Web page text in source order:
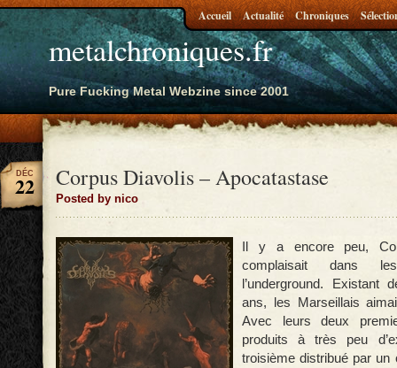
metalchroniques.fr
Pure Fucking Metal Webzine since 2001
Accueil Actualité Chroniques
Corpus Diavolis – Apocatastase
Posted by nico
DÉC
22
Il y a encore peu,
complaisait dans
l’underground. Existant
ans, les Marseillais
Avec leurs deux
produits à très peu
troisième distribué par un